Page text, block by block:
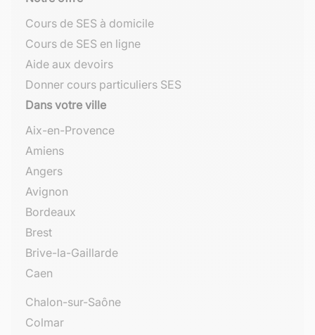
Cours de SES à domicile
Cours de SES en ligne
Aide aux devoirs
Donner cours particuliers SES
Dans votre ville
Aix-en-Provence
Amiens
Angers
Avignon
Bordeaux
Brest
Brive-la-Gaillarde
Caen
Chalon-sur-Saône
Colmar